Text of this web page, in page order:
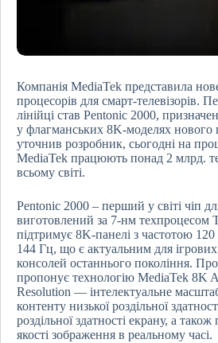
Компанія MediaTek представила
процесорів для смарт-телевізорів.
лінійці став Pentonic 2000,
у флагманських 8K-моделях нового
уточнив розробник, сьогодні на
MediaTek працюють понад 2 млрд.
всьому світі.
Pentonic 2000 – перший у світі чіп
виготовлений за 7-нм техпроцесом
підтримує 8K-панелі з частотою 120
144 Гц, що є актуальним для
консолей останнього покоління.
пропонує технологію MediaTek 8K
Resolution — інтелектуальне
контенту низької роздільної
роздільної здатності екрану, а
якості зображення в реальному часі.